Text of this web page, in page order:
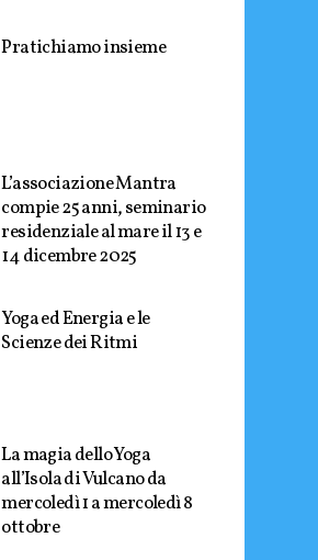
Pratichiamo insieme
L’associazione Mantra
compie 25 anni, seminario
residenziale al mare il 13 e
14 dicembre 2025
Yoga ed Energia e le
Scienze dei Ritmi
La magia dello Yoga
all’Isola di Vulcano da
mercoledì 1 a mercoledì 8
ottobre